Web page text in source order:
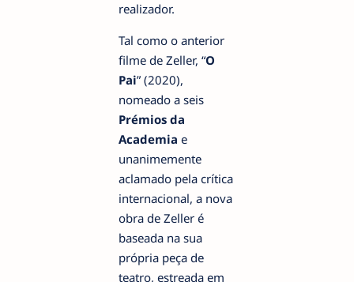
realizador.
Tal como o anterior
filme de Zeller, “O
Pai” (2020),
nomeado a seis
Prémios da
Academia e
unanimemente
aclamado pela crítica
internacional, a nova
obra de Zeller é
baseada na sua
própria peça de
teatro, estreada em